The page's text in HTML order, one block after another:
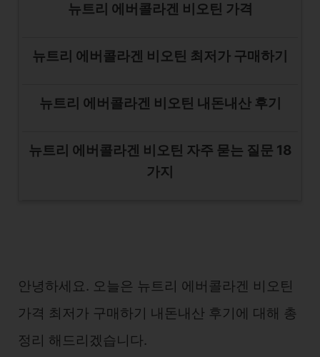
뉴트리 에버콜라겐 비오틴 가격
뉴트리 에버콜라겐 비오틴 최저가 구매하기
뉴트리 에버콜라겐 비오틴 내돈내산 후기
뉴트리 에버콜라겐 비오틴 자주 묻는 질문 18
가지
안녕하세요. 오늘은 뉴트리 에버콜라겐 비오틴
가격 최저가 구매하기 내돈내산 후기에 대해 총
정리 해드리겠습니다.